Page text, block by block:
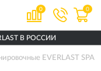
0 0
В РОССИИ
EVERLAST